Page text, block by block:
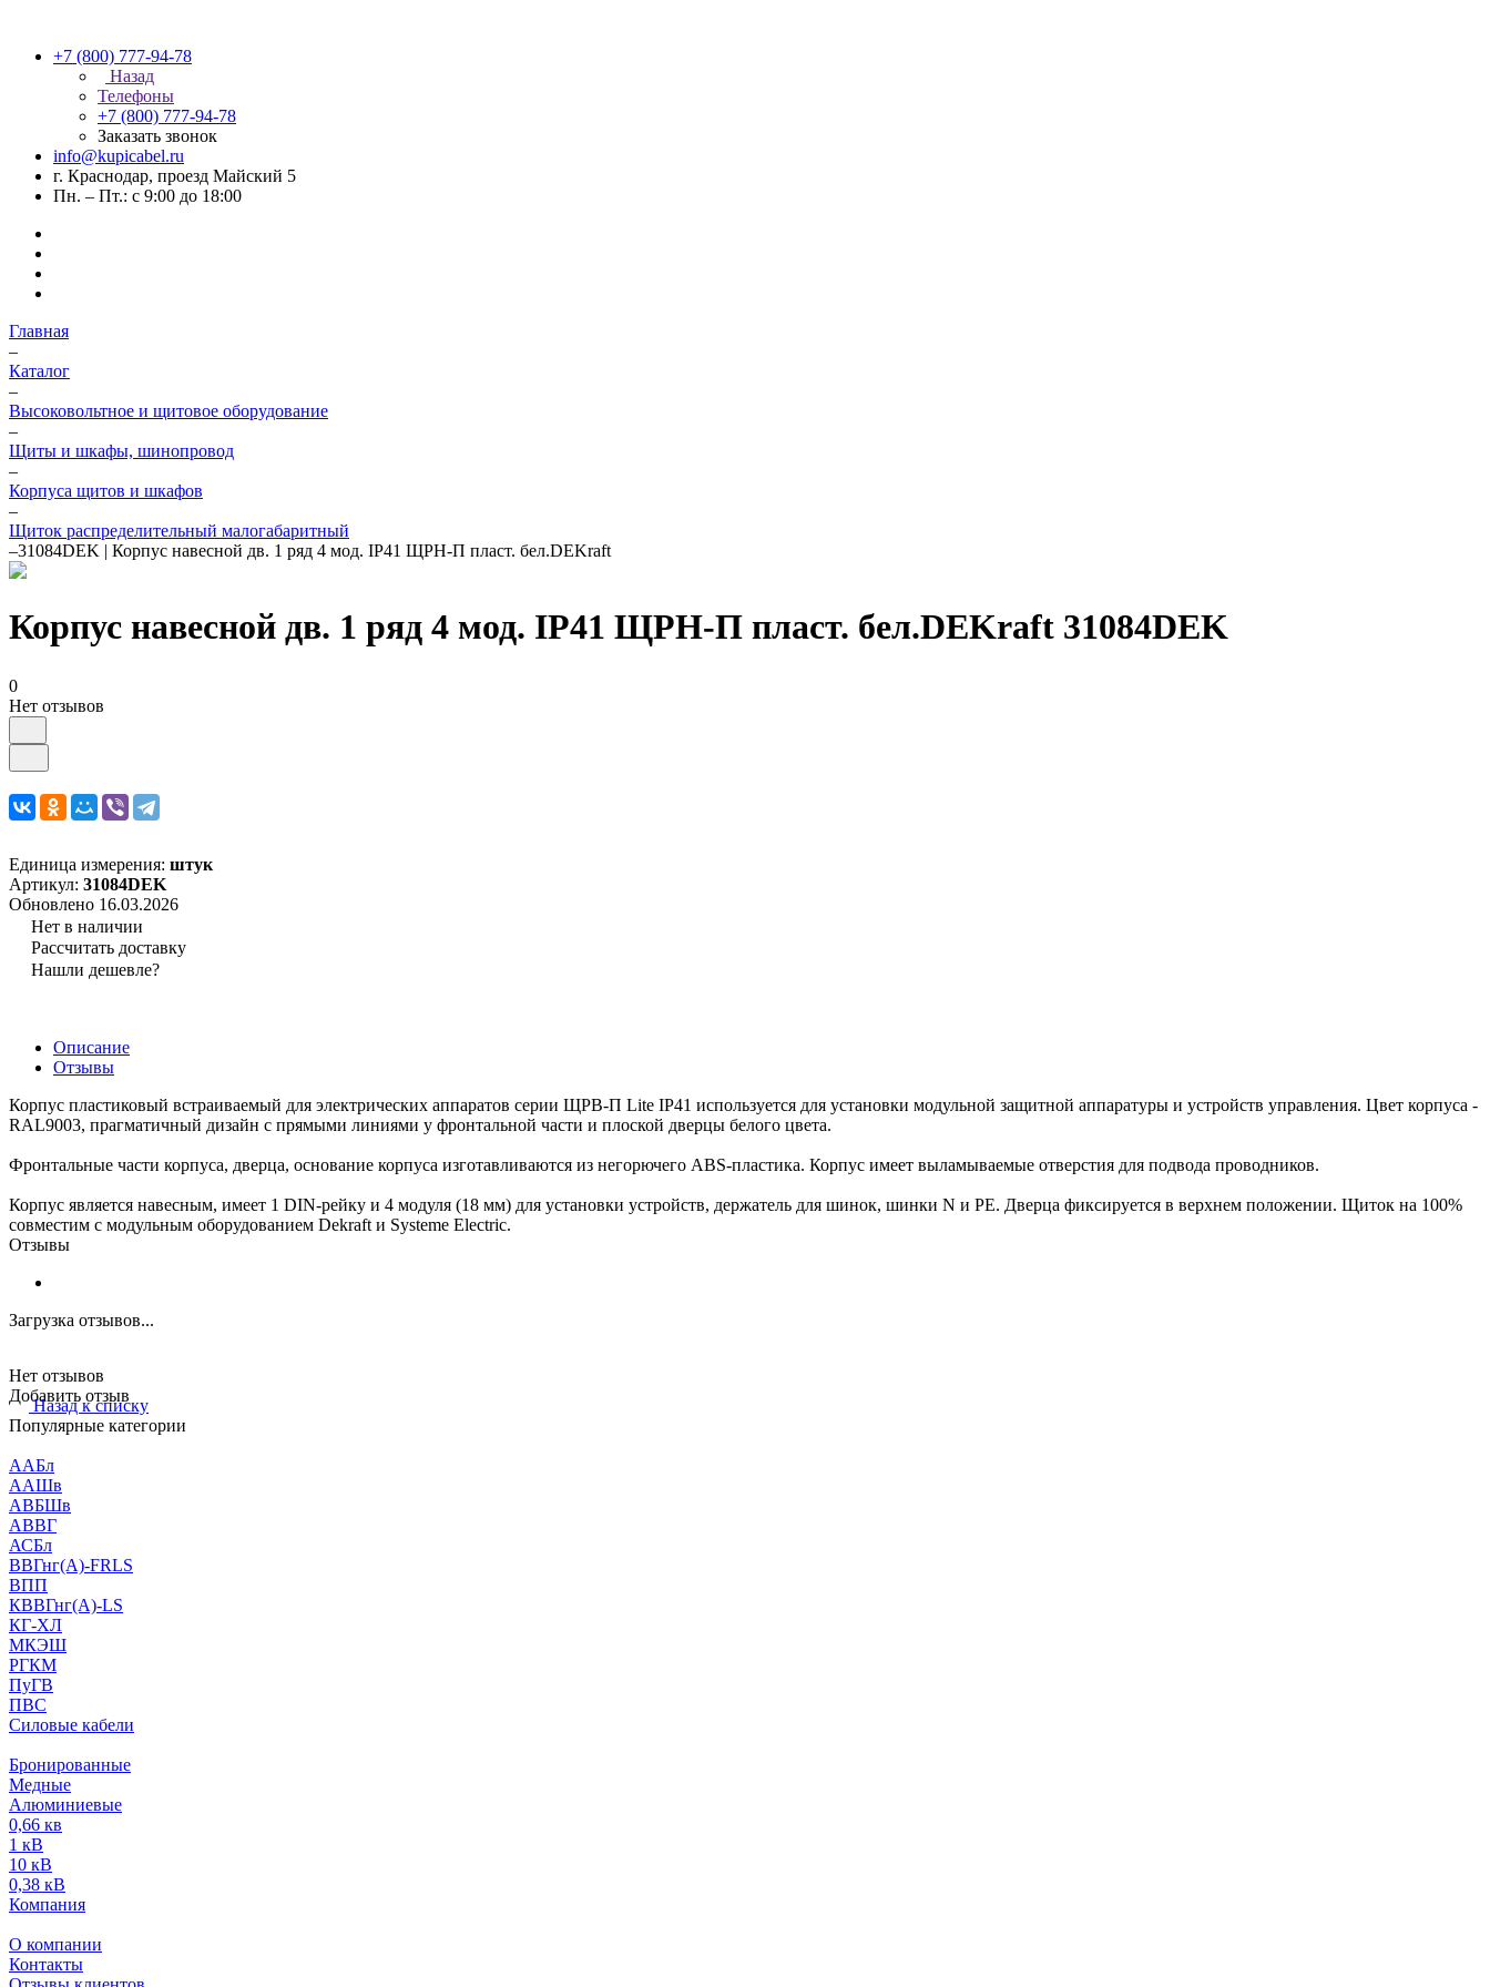
+7 (800) 777-94-78
Назад
Телефоны
+7 (800) 777-94-78
Заказать звонок
info@kupicabel.ru
г. Краснодар, проезд Майский 5
Пн. – Пт.: с 9:00 до 18:00
Главная
–
Каталог
–
Высоковольтное и щитовое оборудование
–
Щиты и шкафы, шинопровод
–
Корпуса щитов и шкафов
–
Щиток распределительный малогабаритный
–31084DEK | Корпус навесной дв. 1 ряд 4 мод. IP41 ЩРН-П пласт. бел.DEKraft
Корпус навесной дв. 1 ряд 4 мод. IP41 ЩРН-П пласт. бел.DEKraft 31084DEK
0
Нет отзывов
Единица измерения: штук
Артикул: 31084DEK
Обновлено 16.03.2026
Нет в наличии
Рассчитать доставку
Нашли дешевле?
Описание
Отзывы
Корпус пластиковый встраиваемый для электрических аппаратов серии ЩРВ-П Lite IP41 используется для установки модульной защитной аппаратуры и устройств управления. Цвет корпуса -
RAL9003, прагматичный дизайн с прямыми линиями у фронтальной части и плоской дверцы белого цвета.
Фронтальные части корпуса, дверца, основание корпуса изготавливаются из негорючего ABS-пластика. Корпус имеет выламываемые отверстия для подвода проводников.
Корпус является навесным, имеет 1 DIN-рейку и 4 модуля (18 мм) для установки устройств, держатель для шинок, шинки N и PE. Дверца фиксируется в верхнем положении. Щиток на 100%
совместим с модульным оборудованием Dekraft и Systeme Electric.
Отзывы
Загрузка отзывов...
Нет отзывов
Добавить отзыв
Назад к списку
Популярные категории
ААБл
ААШв
АВБШв
АВВГ
АСБл
ВВГнг(А)-FRLS
ВПП
КВВГнг(А)-LS
КГ-ХЛ
МКЭШ
РГКМ
ПуГВ
ПВС
Силовые кабели
Бронированные
Медные
Алюминиевые
0,66 кв
1 кВ
10 кВ
0,38 кВ
Компания
О компании
Контакты